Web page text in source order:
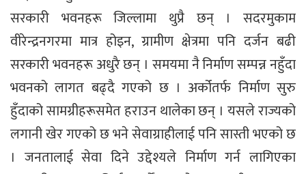
सरकारी भवनहरू जिल्लामा थुप्रै छन् । सदरमुकाम
वीरेन्द्रनगरमा मात्र होइन, ग्रामीण क्षेत्रमा पनि दर्जन बढी
सरकारी भवनहरू अधुरै छन् । समयमा नै निर्माण सम्पन्न नहुँदा
भवनको लागत बढ्दै गएको छ । अर्कोतर्फ निर्माण सुरु
हुँदाको सामग्रीहरूसमेत हराउन थालेका छन् । यसले राज्यको
लगानी खेर गएको छ भने सेवाग्राहीलाई पनि सास्ती भएको छ
। जनतालाई सेवा दिने उद्देश्यले निर्माण गर्न लागिएका